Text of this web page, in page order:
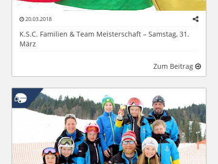
20.03.2018
K.S.C. Familien & Team Meisterschaft – Samstag, 31.
März
Zum Beitrag